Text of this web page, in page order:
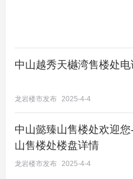
交通："湾区交通枢纽:享
2. 一码头:新中山港码头
3. 双桥:深中大桥，未来
珠澳大桥，经东部外环 30
中山越秀天樾湾售楼处
龙岩楼市发布 2025-4-4
中山懿臻山售楼处欢迎
山售楼处楼盘详情
龙岩楼市发布 2025-4-4